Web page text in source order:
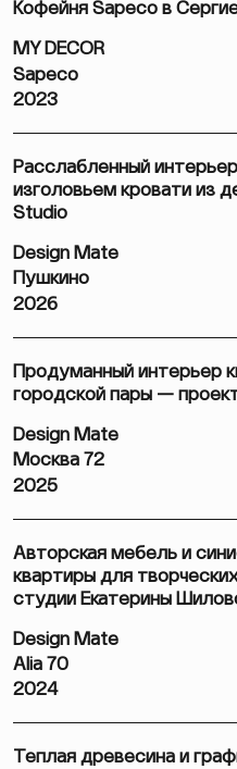
Кофейня Sapeco в
MY DECOR
Sapeco
2023
Расслабленный
изголовьем кровати из
Studio
Design Mate
Пушкино
2026
Продуманный интерьер
городской пары —
Design Mate
Москва 72
2025
Авторская мебель и
квартиры для
студии Екатерины
Design Mate
Alia 70
2024
Теплая древесина и